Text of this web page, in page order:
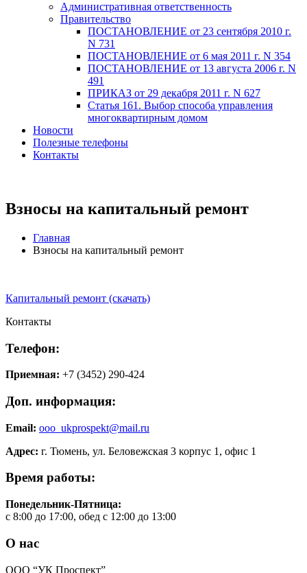
Административная ответственность
Правительство
ПОСТАНОВЛЕНИЕ от 23 сентября 2010 г.
N 731
ПОСТАНОВЛЕНИЕ от 6 мая 2011 г. N 354
ПОСТАНОВЛЕНИЕ от 13 августа 2006 г. N
491
ПРИКАЗ от 29 декабря 2011 г. N 627
Статья 161. Выбор способа управления
многоквартирным домом
Новости
Полезные телефоны
Контакты
Взносы на капитальный ремонт
Главная
Взносы на капитальный ремонт
Капитальный ремонт (скачать)
Контакты
Телефон:
Приемная: +7 (3452) 290-424
Доп. информация:
Email: ooo_ukprospekt@mail.ru
Адрес: г. Тюмень, ул. Беловежская 3 корпус 1, офис 1
Время работы:
Понедельник-Пятница:
с 8:00 до 17:00, обед с 12:00 до 13:00
О нас
ООО “УК Проспект”